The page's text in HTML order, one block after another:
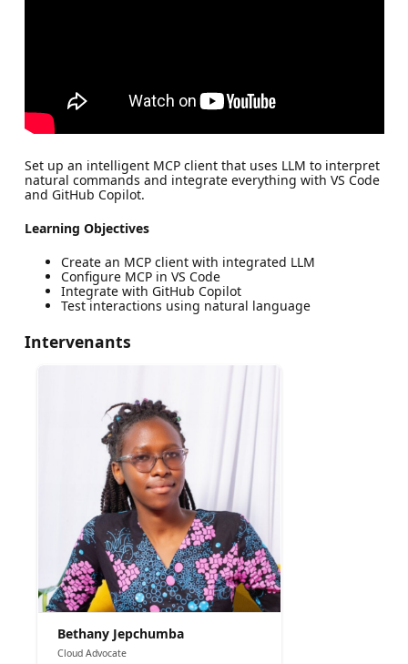
Set up an intelligent MCP client that uses LLM to interpret
natural commands and integrate everything with VS Code
and GitHub Copilot.
Learning Objectives
Create an MCP client with integrated LLM
Configure MCP in VS Code
Integrate with GitHub Copilot
Test interactions using natural language
Intervenants
Bethany Jepchumba
Cloud Advocate